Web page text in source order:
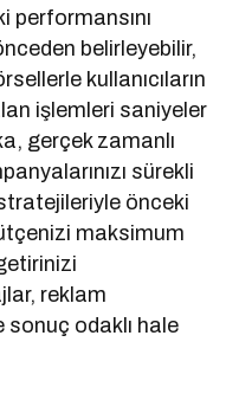
performansını
belirleyebilir,
kullanıcıların
işlemleri saniyeler
gerçek zamanlı
sürekli
önceki
maksimum
reklam
odaklı hale